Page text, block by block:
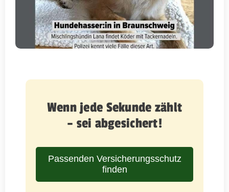
Wenn jede Sekunde zählt
– sei abgesichert!
Passenden Versicherungsschutz
finden